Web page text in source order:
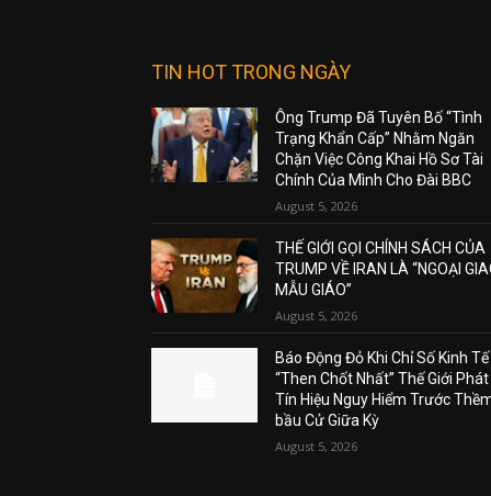
TIN HOT TRONG NGÀY
Ông Trump Đã Tuyên Bố “Tình
Trạng Khẩn Cấp” Nhằm Ngăn
Chặn Việc Công Khai Hồ Sơ Tài
Chính Của Mình Cho Đài BBC
August 5, 2026
THẾ GIỚI GỌI CHÍNH SÁCH CỦA
TRUMP VỀ IRAN LÀ “NGOẠI
MẪU GIÁO”
August 5, 2026
Báo Động Đỏ Khi Chỉ Số Kinh Tế
“Then Chốt Nhất” Thế Giới Phát
Tín Hiệu Nguy Hiểm Trước
bầu Cử Giữa Kỳ
August 5, 2026